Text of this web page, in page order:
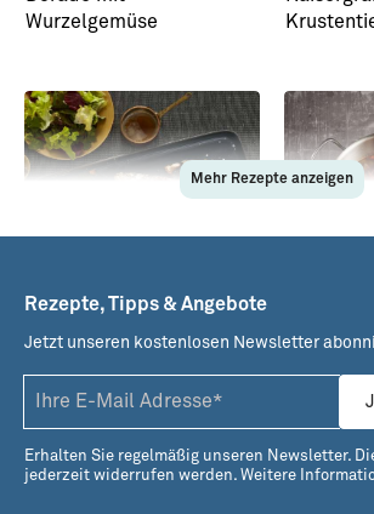
Wurzelgemüse
Gefüllter Wolfsbarsch
Mehr Rezepte anzeigen
Rezepte, Tipps & Angebote
Jetzt unseren kostenlosen Newsletter
Erhalten Sie regelmäßig unseren Newsletter.
jederzeit widerrufen werden. Weitere